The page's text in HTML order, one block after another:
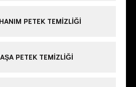
PETEK TEMIZLIĞI
PETEK TEMIZLIĞI